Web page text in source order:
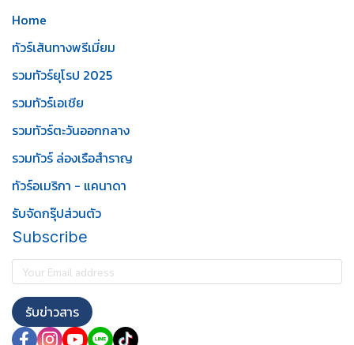
Home
ทัวร์เส้นทางพรีเมี่ยม
รวมทัวร์ยุโรป 2025
รวมทัวร์เอเชีย
รวมทัวร์ตะวันออกกลาง
รวมทัวร์ ล่องเรือสำราญ
ทัวร์อเมริกา - แคนาดา
รับจัดกรุ๊ปส่วนตัว
Subscribe
รับข่าวสาร